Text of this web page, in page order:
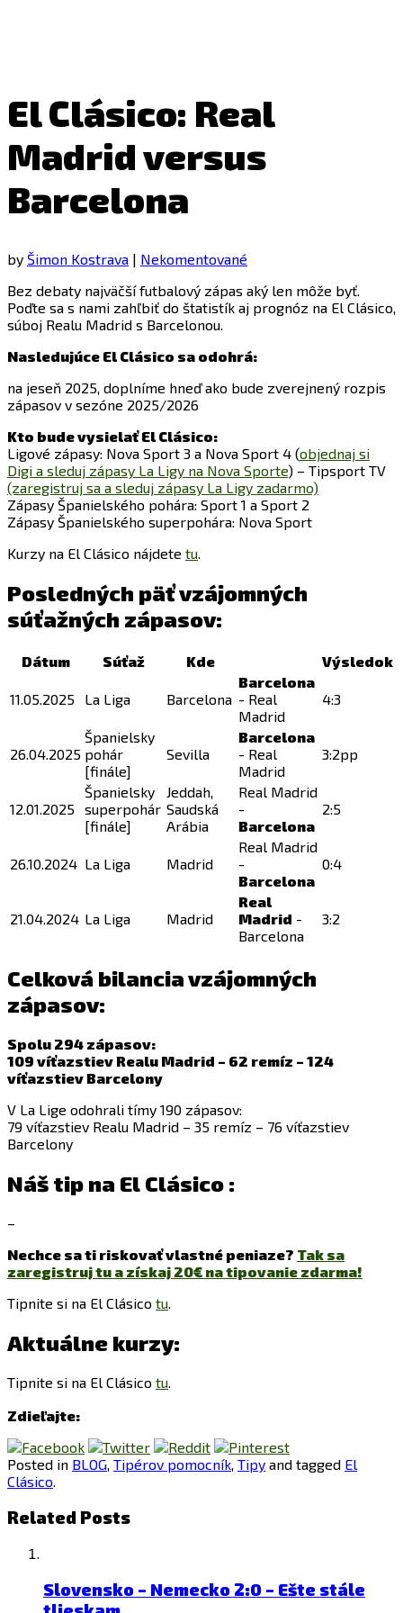
El Clásico: Real
Madrid versus
Barcelona
by Šimon Kostrava | Nekomentované
Bez debaty najväčší futbalový zápas aký len môže byť.
Poďte sa s nami zahľbiť do štatistík aj prognóz na El Clásico,
súboj Realu Madrid s Barcelonou.
Nasledujúce El Clásico sa odohrá:
na jeseň 2025, doplníme hneď ako bude zverejnený rozpis
zápasov v sezóne 2025/2026
Kto bude vysielať El Clásico:
Ligové zápasy: Nova Sport 3 a Nova Sport 4 (objednaj si
Digi a sleduj zápasy La Ligy na Nova Sporte) – Tipsport TV
(zaregistruj sa a sleduj zápasy La Ligy zadarmo)
Zápasy Španielského pohára: Sport 1 a Sport 2
Zápasy Španielského superpohára: Nova Sport
Kurzy na El Clásico nájdete tu.
Posledných päť vzájomných
súťažných zápasov:
Dátum Súťaž Kde Výsledok
11.05.2025 La Liga Barcelona
Barcelona
- Real
Madrid
4:3
26.04.2025
Španielsky
pohár
[finále]
Sevilla
Barcelona
- Real
Madrid
3:2pp
12.01.2025
Španielsky
superpohár
[finále]
Jeddah,
Saudská
Arábia
Real Madrid
-
Barcelona
2:5
26.10.2024 La Liga Madrid
Real Madrid
-
Barcelona
0:4
21.04.2024 La Liga Madrid
Real
Madrid -
Barcelona
3:2
Celková bilancia vzájomných
zápasov:
Spolu 294 zápasov:
109 víťazstiev Realu Madrid – 62 remíz – 124
víťazstiev Barcelony
V La Lige odohrali tímy 190 zápasov:
79 víťazstiev Realu Madrid – 35 remíz – 76 víťazstiev
Barcelony
Náš tip na El Clásico :
–
Nechce sa ti riskovať vlastné peniaze? Tak sa
zaregistruj tu a získaj 20€ na tipovanie zdarma!
Tipnite si na El Clásico tu.
Aktuálne kurzy:
Tipnite si na El Clásico tu
Zdieľajte:
Posted in BLOG, Tipérov pomocník, Tipy and tagged El
Clásico.
Related Posts
Slovensko – Nemecko 2:0 – Ešte stále